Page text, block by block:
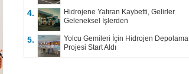
4.
Hidrojene Yatıran Kaybetti, Gelirler
Geleneksel İşlerden
5.
Yolcu Gemileri İçin Hidrojen Depolama
Projesi Start Aldı